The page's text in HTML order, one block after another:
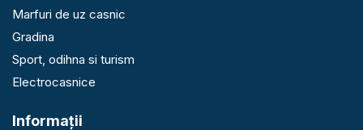
Marfuri de uz casnic
Gradina
Sport, odihna si turism
Electrocasnice
Informaţii